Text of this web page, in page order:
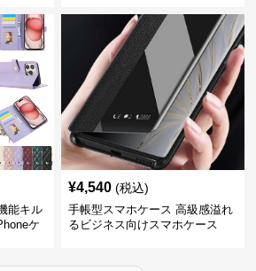
能キル
ケ
¥4,540 (税込)
手帳型スマホケース 高級感溢れ
るビジネス向けスマホケース